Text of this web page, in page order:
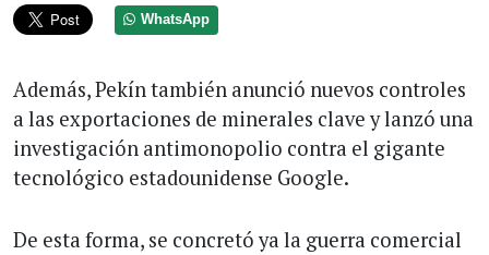
WhatsApp
Además, Pekín también anunció nuevos controles
a las exportaciones de minerales clave y lanzó una
investigación antimonopolio contra el gigante
tecnológico estadounidense Google.
De esta forma, se concretó ya la guerra comercial